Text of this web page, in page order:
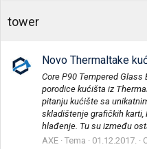
tower
Novo Thermaltake
Core P90 Tempered
porodice kućišta iz
pitanju kućište sa
skladištenje grafičkih karti,
hlađenje. Tu su između
AXE Tema 01.12.2017.